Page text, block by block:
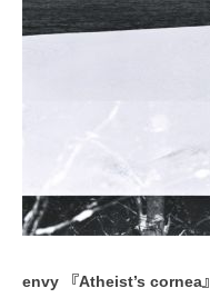
envy 『Atheist’s cornea』